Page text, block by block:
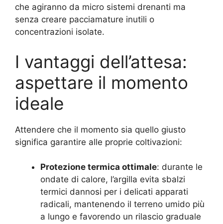
che agiranno da micro sistemi drenanti ma
senza creare pacciamature inutili o
concentrazioni isolate.
I vantaggi dell’attesa:
aspettare il momento
ideale
Attendere che il momento sia quello giusto
significa garantire alle proprie coltivazioni:
Protezione termica ottimale: durante le
ondate di calore, l’argilla evita sbalzi
termici dannosi per i delicati apparati
radicali, mantenendo il terreno umido più
a lungo e favorendo un rilascio graduale